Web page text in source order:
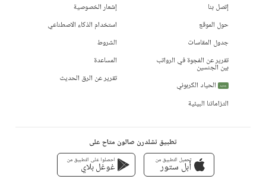
إتصل بنا
حول الموقع
جدول المقاسات
تقرير عن الفجوة في الرواتب
بين الجنسين
جديد
الحياد الكربوني
التزاماتنا البيئية
إشعار الخصوصية
استخدام الذكاء الاصطناعي
الشروط
المساعدة
تقرير عن الرق الحديث
تطبيق تشلدرن صالون متاح على
تحميل التطبيق من
أبل ستور
احصلوا على التطبيق من
غوغل بلاي